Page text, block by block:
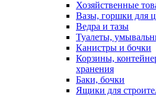
Хозяйственные
Вазы, горшки для
Ведра и тазы
Туалеты,
Канистры и бочки
Корзины,
хранения
Баки, бочки
Ящики для